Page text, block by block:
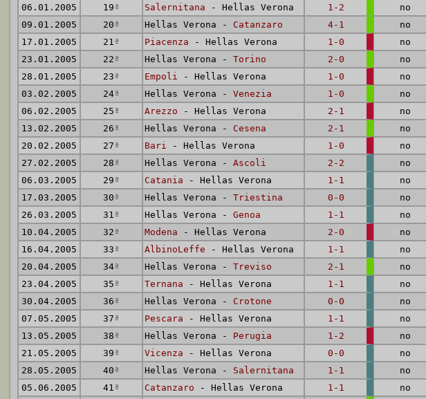
06.01.2005
19 ª Salernitana - Hellas Verona 1-2
no
09.01.2005
20 ª Hellas Verona - Catanzaro 4-1
no
17.01.2005
21 ª Piacenza - Hellas Verona 1-0
no
23.01.2005
22 ª Hellas Verona - Torino 2-0
no
28.01.2005
23 ª Empoli - Hellas Verona 1-0
no
03.02.2005
24ª Hellas Verona - Venezia 1-0
no
06.02.2005
25 ª Arezzo - Hellas Verona 2-1
no
13.02.2005
26 ª Hellas Verona - Cesena 2-1
no
20.02.2005
27 ª Bari - Hellas Verona 1-0
no
27.02.2005
28 ª Hellas Verona - Ascoli 2-2
no
06.03.2005
29 ª Catania - Hellas Verona 1-1
no
17.03.2005
30 ª Hellas Verona - Triestina 0-0
no
26.03.2005
31 ª Hellas Verona - Genoa 1-1
no
10.04.2005
32 ª Modena - Hellas Verona 2-0
no
16.04.2005
33 ª AlbinoLeffe - Hellas Verona 1-1
no
20.04.2005
34ª Hellas Verona - Treviso 2-1
no
23.04.2005
35 ª Ternana - Hellas Verona 1-1
no
30.04.2005
36 ª Hellas Verona - Crotone 0-0
no
07.05.2005
37 ª Pescara - Hellas Verona 1-1
no
13.05.2005
38 ª Hellas Verona - Perugia 1-2
no
21.05.2005
39 ª Vicenza - Hellas Verona 0-0
no
28.05.2005
40 ª Hellas Verona - Salernitana 1-1
no
05.06.2005
41 ª Catanzaro - Hellas Verona 1-1
no